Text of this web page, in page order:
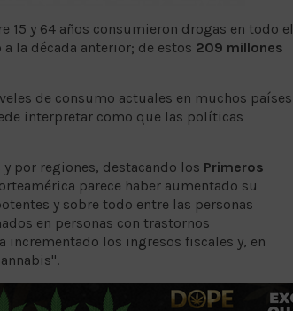
15 y 64 años consumieron drogas en todo el
la década anterior; de estos 209 millones
de consumo actuales en muchos países
interpretar como que las políticas
por regiones, destacando los Primeros
parece haber aumentado su
y sobre todo entre las personas
en personas con trastornos
los ingresos fiscales y, en